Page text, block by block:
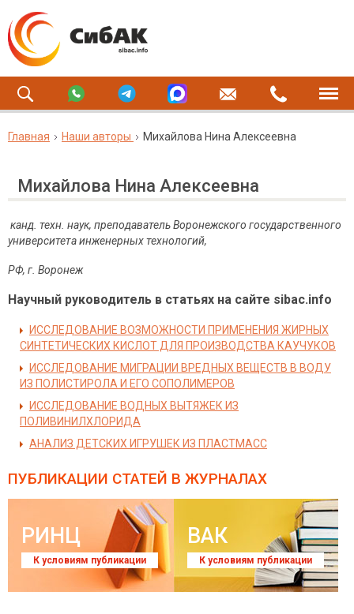
Главная Наши авторы Михайлова Нина Алексеевна
Михайлова Нина Алексеевна
канд. техн. наук, преподаватель Воронежского государственного
университета инженерных технологий,
РФ, г. Воронеж
Научный руководитель в статьях на сайте sibac.info
ИССЛЕДОВАНИЕ ВОЗМОЖНОСТИ ПРИМЕНЕНИЯ ЖИРНЫХ
СИНТЕТИЧЕСКИХ КИСЛОТ ДЛЯ ПРОИЗВОДСТВА КАУЧУКОВ
ИССЛЕДОВАНИЕ МИГРАЦИИ ВРЕДНЫХ ВЕЩЕСТВ В ВОДУ
ИЗ ПОЛИСТИРОЛА И ЕГО СОПОЛИМЕРОВ
ИССЛЕДОВАНИЕ ВОДНЫХ ВЫТЯЖЕК ИЗ
ПОЛИВИНИЛХЛОРИДА
АНАЛИЗ ДЕТСКИХ ИГРУШЕК ИЗ ПЛАСТМАСС
ПУБЛИКАЦИИ СТАТЕЙ В ЖУРНАЛАХ
РИНЦ
К условиям публикации
ВАК
К условиям публикации